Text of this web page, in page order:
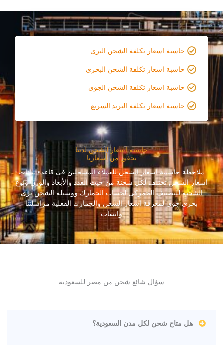
حاسبة اسعار تكلفة الشحن البرى
حاسبة اسعار تكلفة الشحن البحرى
حاسبة اسعار تكلفة الشحن الجوى
حاسبة اسعار تكلفة البريد السريع
حاسبة اسعار الشحن لدينا
تحقق من أسعارنا
ملاحظة حاسبىة اسعار الشحن للعملاء المسجلين فى قاعدة بيانات
اسعار الشحن تختلف لكل شحنة من حيث العدد والأبعاد والوزن ونوع
الشحنة للتصنيف الجمركى لحساب الجمارك ووسيلة الشحن برى
بحرى جوى لمعرفة اسعار الشحن والجمارك الفعلية مراسلتنا
واتساب
سؤال شائع شحن من مصر للسعودية
هل متاح شحن لكل مدن السعودية؟